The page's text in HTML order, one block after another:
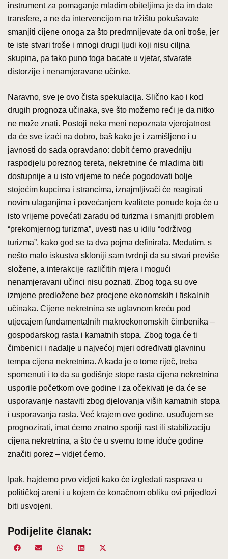
instrument za pomaganje mladim obiteljima je da im date
transfere, a ne da intervencijom na tržištu pokušavate
smanjiti cijene onoga za što predmnijevate da oni troše, jer
te iste stvari troše i mnogi drugi ljudi koji nisu ciljna
skupina, pa tako puno toga bacate u vjetar, stvarate
distorzije i nenamjeravane učinke.
Naravno, sve je ovo čista spekulacija. Slično kao i kod
drugih prognoza učinaka, sve što možemo reći je da nitko
ne može znati. Postoji neka meni nepoznata vjerojatnost
da će sve izaći na dobro, baš kako je i zamišljeno i u
javnosti do sada opravdano: dobit ćemo pravedniju
raspodjelu poreznog tereta, nekretnine će mladima biti
dostupnije a u isto vrijeme to neće pogodovati bolje
stojećim kupcima i strancima, iznajmljivači će reagirati
novim ulaganjima i povećanjem kvalitete ponude koja će u
isto vrijeme povećati zaradu od turizma i smanjiti problem
“prekomjernog turizma”, uvesti nas u idilu “održivog
turizma”, kako god se ta dva pojma definirala. Međutim, s
nešto malo iskustva skloniji sam tvrdnji da su stvari previše
složene, a interakcije različitih mjera i mogući
nenamjeravani učinci nisu poznati. Zbog toga su ove
izmjene predložene bez procjene ekonomskih i fiskalnih
učinaka. Cijene nekretnina se uglavnom kreću pod
utjecajem fundamentalnih makroekonomskih čimbenika –
gospodarskog rasta i kamatnih stopa. Zbog toga će ti
čimbenici i nadalje u najvećoj mjeri određivati glavninu
tempa cijena nekretnina. A kada je o tome riječ, treba
spomenuti i to da su godišnje stope rasta cijena nekretnina
usporile početkom ove godine i za očekivati je da će se
usporavanje nastaviti zbog djelovanja viših kamatnih stopa
i usporavanja rasta. Već krajem ove godine, usuđujem se
prognozirati, imat ćemo znatno sporiji rast ili stabilizaciju
cijena nekretnina, a što će u svemu tome iduće godine
značiti porez – vidjet ćemo.
Ipak, hajdemo prvo vidjeti kako će izgledati rasprava u
političkoj areni i u kojem će konačnom obliku ovi prijedlozi
biti usvojeni.
Podijelite članak:
Share
FacebookShare
Email
Share
WhatsAppShare
LinkedIn